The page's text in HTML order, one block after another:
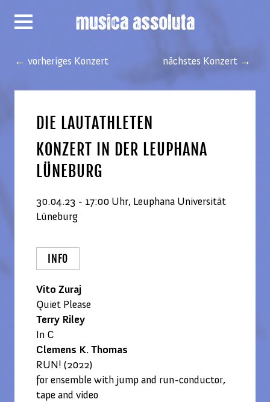
← vorheriges Konzert nächstes Konzert →
DIE LAUTATHLETEN
KONZERT IN DER LEUPHANA
LÜNEBURG
30.04.23 - 17:00 Uhr, Leuphana Universität
Lüneburg
INFO
Vito Zuraj
Quiet Please
Terry Riley
In C
Clemens K. Thomas
RUN! (2022)
for ensemble with jump and run-conductor,
tape and video